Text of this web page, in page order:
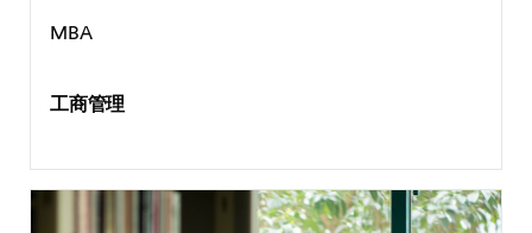
MBA
工商管理